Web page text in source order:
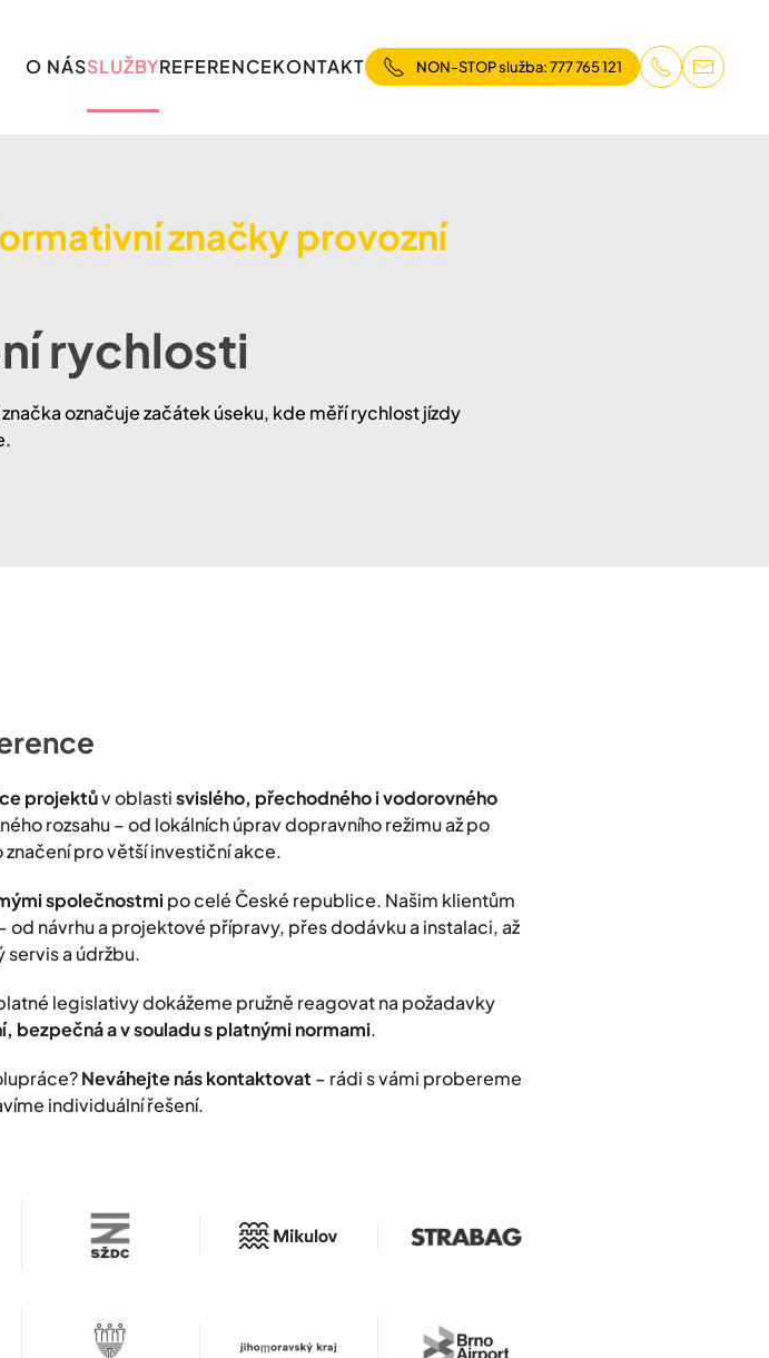
O NÁSSLUŽBYREFERENCEKONTAKT NON-STOP služba: 777 765 121
značky provozní
rychlosti
označuje začátek úseku, kde měří rychlost jízdy
projektův oblastisvislého, přechodného i vodorovného
rozsahu – od lokálních úprav dopravního režimu až po
pro větší investiční akce.
společnostmi po celé České republice. Našim klientům
od návrhu a projektové přípravy, přes dodávku a instalaci, až
servis a údržbu.
legislativy dokážeme pružně reagovat na požadavky
bezpečná a v souladu s platnými normami.
Neváhejte nás kontaktovat – rádi s vámi probereme
individuální řešení.